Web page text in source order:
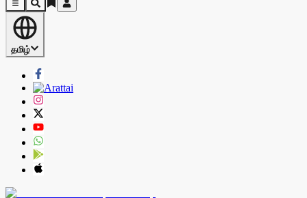
தமிழ்